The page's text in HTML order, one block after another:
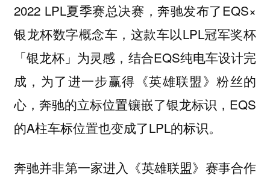
2022 LPL夏季赛总决赛，奔驰发布了EQS×
银龙杯数字概念车，这款车以LPL冠军奖杯
「银龙杯」为灵感，结合EQS纯电车设计完
成，为了进一步赢得《英雄联盟》粉丝的
心，奔驰的立标位置镶嵌了银龙标识，EQS
的A柱车标位置也变成了LPL的标识。
奔驰并非第一家进入《英雄联盟》赛事合作